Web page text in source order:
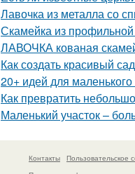
Лавочка из металла со
Скамейка из
ЛАВОЧКА кованая
Как создать красивый
20+ идей для
Как превратить
Маленький участок –
Контакты
Пользовательское